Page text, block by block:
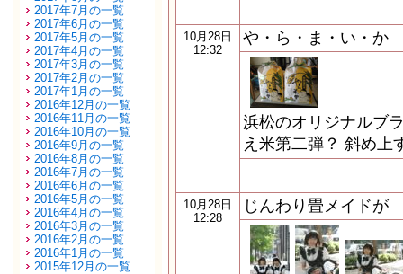
2017年7月の一覧
2017年6月の一覧
2017年5月の一覧
2017年4月の一覧
2017年3月の一覧
2017年2月の一覧
2017年1月の一覧
2016年12月の一覧
2016年11月の一覧
2016年10月の一覧
2016年9月の一覧
2016年8月の一覧
2016年7月の一覧
2016年6月の一覧
2016年5月の一覧
2016年4月の一覧
2016年3月の一覧
2016年2月の一覧
2016年1月の一覧
2015年12月の一覧
10月28日
12:32
や・ら・ま・い・か
浜松のオリジナルブ
え米第二弾？ 斜め上
10月28日
12:28
じんわり畳メイドが